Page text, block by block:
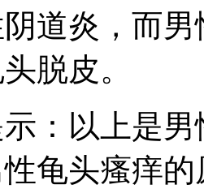
道炎，而
脱皮。
以上是男
龟头瘙痒